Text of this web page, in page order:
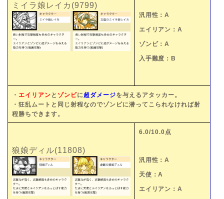
ミイラ娘レイカ(9799)
汎用性：A
エイリアン：A
ゾンビ：A
入手難度：B
・ エイリアン と ゾンビに超ダメージを与えるアタッカー。
・狂乱ムートと同じ射程なのでゾンビに潜ってこられなければ射
程勝ちできます。
狼娘ディル(11808)
6.0/10.0点
汎用性：A
天使：A
エイリアン：A